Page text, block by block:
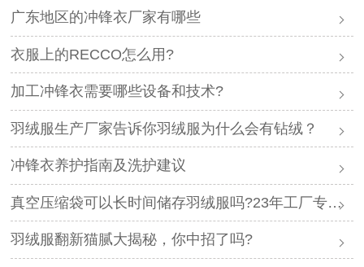
广东地区的冲锋衣厂家有哪些
衣服上的RECCO怎么用?
加工冲锋衣需要哪些设备和技术?
羽绒服生产厂家告诉你羽绒服为什么会有钻绒？
冲锋衣养护指南及洗护建议
真空压缩袋可以长时间储存羽绒服吗?23年工厂专业解答
羽绒服翻新猫腻大揭秘，你中招了吗?